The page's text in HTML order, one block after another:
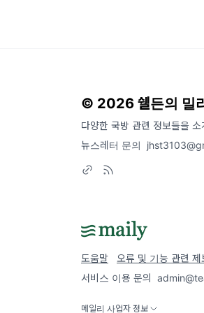
© 2026 쉘든의 밀
다양한 국방 관련 정보들을 소
뉴스레터 문의
도움말
오류 및 기능 관련 제
서비스 이용 문의
메일리 사업자 정보